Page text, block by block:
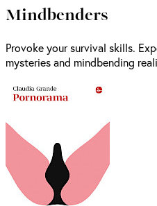
Mindbenders
Provoke your survival skills.
mysteries and mindbending